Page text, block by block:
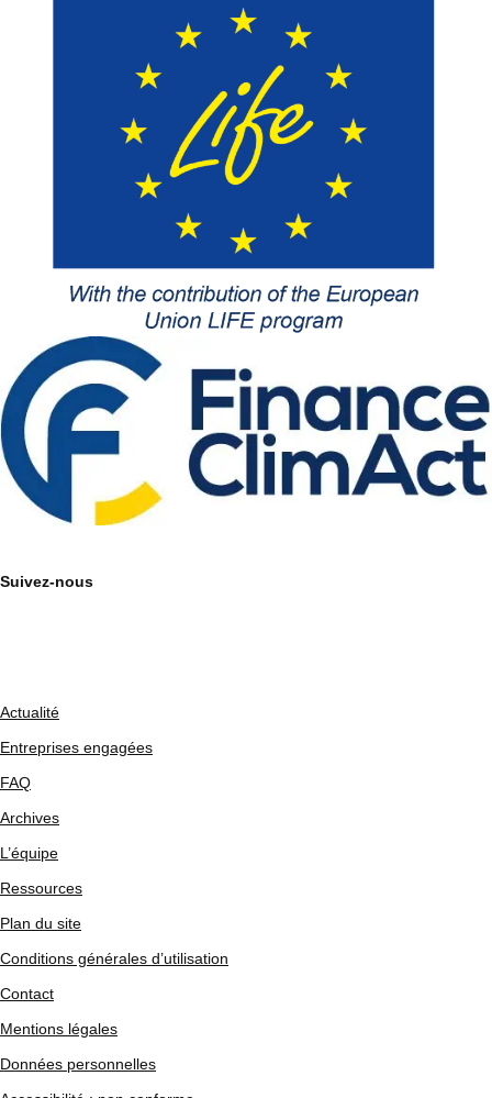
Suivez-nous
Actualité
Entreprises engagées
FAQ
Archives
L’équipe
Ressources
Plan du site
Conditions générales d’utilisation
Contact
Mentions légales
Données personnelles